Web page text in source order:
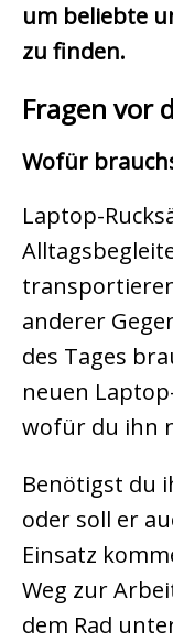
um beliebte
zu finden.
Fragen vor
Wofür
Laptop-
anderer
des Tages
neuen
wofür du ihn
Benötigst du
oder soll er
Einsatz
Weg zur
dem Rad